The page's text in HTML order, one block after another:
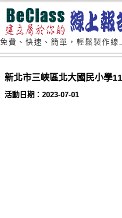
免費、快速、簡單，輕鬆製作線
新北市三峽區北大國民小學
活動日期：2023-07-01